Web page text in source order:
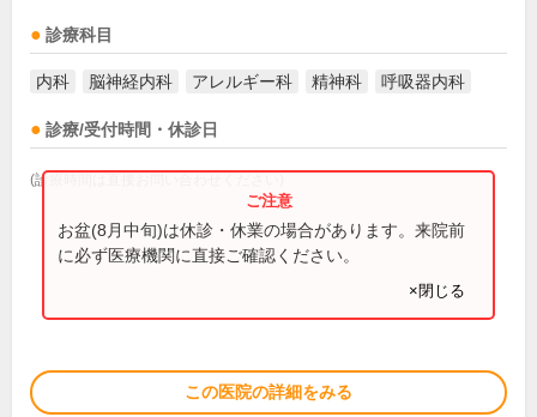
診療科目
内科 脳神経内科 アレルギー科 精神科 呼吸器内科
診療/受付時間・休診日
(診療時間は直接お問い合わせください)
お盆(8月中旬)は休診・休業の場合があります。来院前
に必ず医療機関に直接ご確認ください。
×閉じる
この医院の詳細をみる